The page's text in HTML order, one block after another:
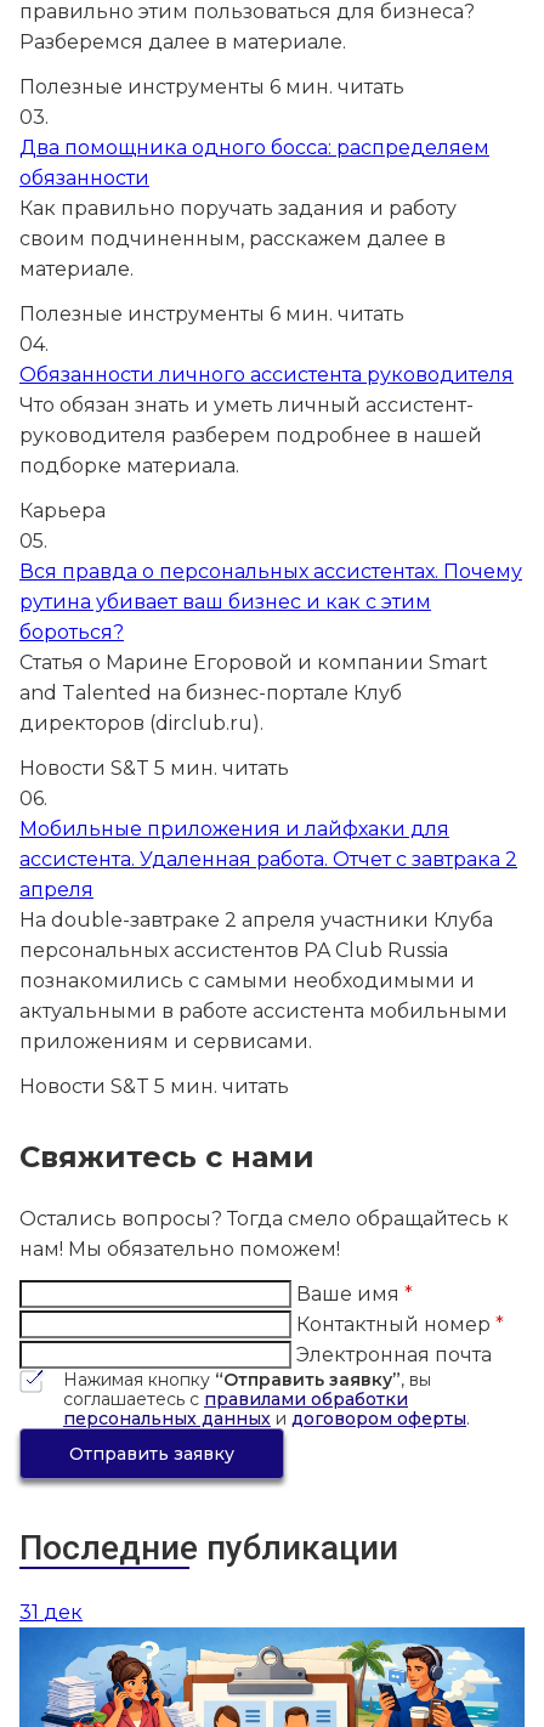
правильно этим пользоваться для бизнеса?
Разберемся далее в материале.
Полезные инструменты 6 мин. читать
03.
Два помощника одного босса: распределяем
обязанности
Как правильно поручать задания и работу
своим подчиненным, расскажем далее в
материале.
Полезные инструменты 6 мин. читать
04.
Обязанности личного ассистента руководителя
Что обязан знать и уметь личный ассистент-
руководителя разберем подробнее в нашей
подборке материала.
Карьера
05.
Вся правда о персональных ассистентах. Почему
рутина убивает ваш бизнес и как с этим
бороться?
Статья о Марине Егоровой и компании Smart
and Talented на бизнес-портале Клуб
директоров (dirclub.ru).
Новости S&T 5 мин. читать
06.
Мобильные приложения и лайфхаки для
ассистента. Удаленная работа. Отчет с завтрака 2
апреля
На double-завтраке 2 апреля участники Клуба
персональных ассистентов PA Club Russia
познакомились с самыми необходимыми и
актуальными в работе ассистента мобильными
приложениям и сервисами.
Новости S&T 5 мин. читать
Свяжитесь с нами
Остались вопросы? Тогда смело обращайтесь к
нам! Мы обязательно поможем!
Ваше имя *
Контактный номер *
Электронная почта
Нажимая кнопку “Отправить заявку”, вы
соглашаетесь с правилами обработки
персональных данных и договором оферты.
Отправить заявку
Последние публикации
31 дек